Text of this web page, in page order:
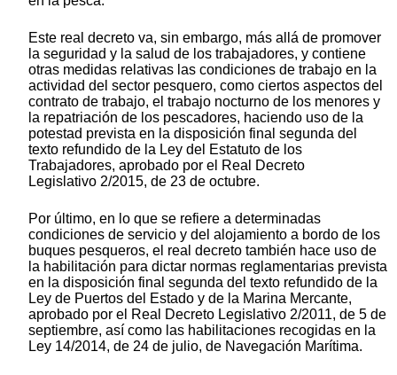
Este real decreto va, sin embargo, más allá de promover
la seguridad y la salud de los trabajadores, y contiene
otras medidas relativas las condiciones de trabajo en la
actividad del sector pesquero, como ciertos aspectos del
contrato de trabajo, el trabajo nocturno de los menores y
la repatriación de los pescadores, haciendo uso de la
potestad prevista en la disposición final segunda del
texto refundido de la Ley del Estatuto de los
Trabajadores, aprobado por el Real Decreto
Legislativo 2/2015, de 23 de octubre.
Por último, en lo que se refiere a determinadas
condiciones de servicio y del alojamiento a bordo de los
buques pesqueros, el real decreto también hace uso de
la habilitación para dictar normas reglamentarias prevista
en la disposición final segunda del texto refundido de la
Ley de Puertos del Estado y de la Marina Mercante,
aprobado por el Real Decreto Legislativo 2/2011, de 5 de
septiembre, así como las habilitaciones recogidas en la
Ley 14/2014, de 24 de julio, de Navegación Marítima.